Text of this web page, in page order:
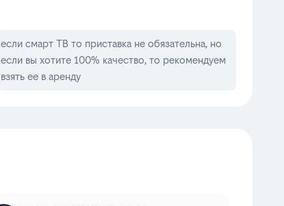
если смарт ТВ то приставка не обязательна, но
если вы хотите 100% качество, то рекомендуем
взять ее в аренду